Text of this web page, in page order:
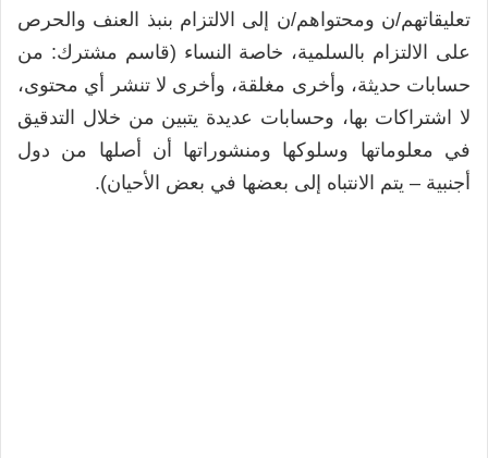
تعليقاتهم/ن ومحتواهم/ن إلى الالتزام بنبذ العنف والحرص
على الالتزام بالسلمية، خاصة النساء (قاسم مشترك: من
حسابات حديثة، وأخرى مغلقة، وأخرى لا تنشر أي محتوى،
لا اشتراكات بها، وحسابات عديدة يتبين من خلال التدقيق
في معلوماتها وسلوكها ومنشوراتها أن أصلها من دول
أجنبية – يتم الانتباه إلى بعضها في بعض الأحيان).